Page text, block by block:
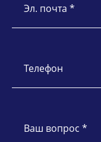
Эл. почта *
Телефон
Ваш вопрос *